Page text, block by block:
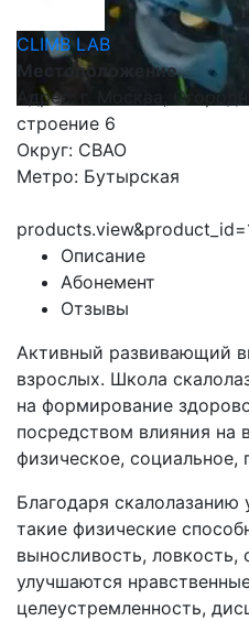
CLIMB LAB
Местоположение
Адрес: г. Москва,
строение 6
Округ: СВАО
Метро: Бутырская
Описание
Абонемент
Отзывы
Активный развивающий
взрослых. Школа
на формирование
посредством влияния на
физическое, социальное,
Благодаря скалолазанию
такие физические
выносливость, ловкость,
улучшаются
целеустремленность,